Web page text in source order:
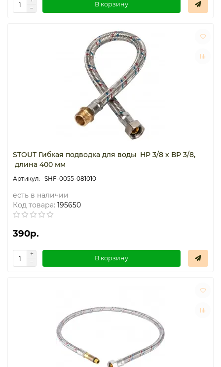
В корзину
STOUT Гибкая подводка для воды НР 3/8 х ВР 3/8,
длина 400 мм
SHF-0055-081010
есть в наличии
Код товара: 195650
390р.
В корзину